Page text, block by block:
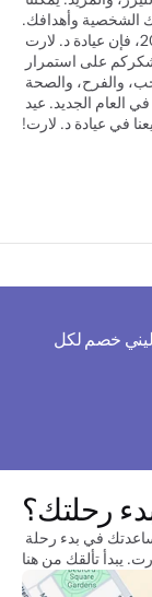
الشخصية وأهدافك.
في عيادة د. لارت!
رحلتك؟